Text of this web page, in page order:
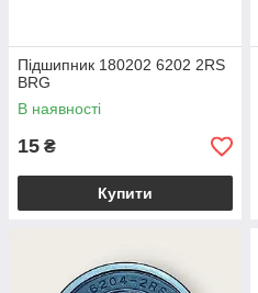
Підшипник 180202 6202 2RS
BRG
В наявності
15 ₴
Купити